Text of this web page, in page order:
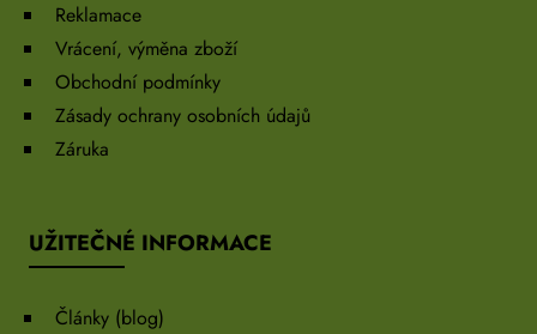
Reklamace
Vrácení, výměna zboží
Obchodní podmínky
Zásady ochrany osobních údajů
Záruka
UŽITEČNÉ INFORMACE
Články (blog)